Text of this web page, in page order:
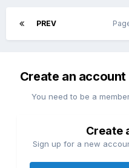
PREV
Create an
You need to be a
Create
Sign up for a new